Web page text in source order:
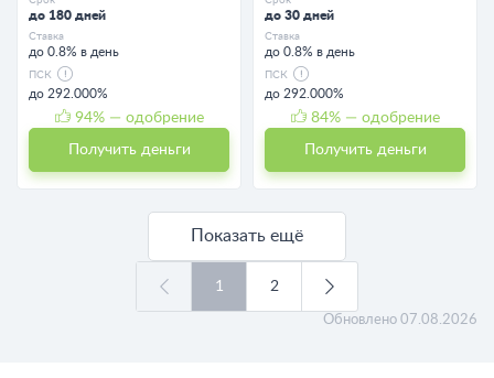
до 180 дней
Ставка
до 0.8% в день
ПСК
до 292.000%
94% — одобрение
Получить деньги
до 30 дней
Ставка
до 0.8% в день
ПСК
до 292.000%
84% — одобрение
Получить деньги
Показать ещё
1 2
Обновлено 07.08.2026